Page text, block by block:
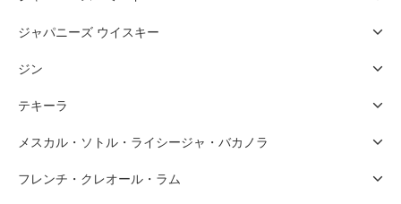
ジャパニーズ ウイスキー
ジン
テキーラ
メスカル・ソトル・ライシージャ・バカノラ
フレンチ・クレオール・ラム